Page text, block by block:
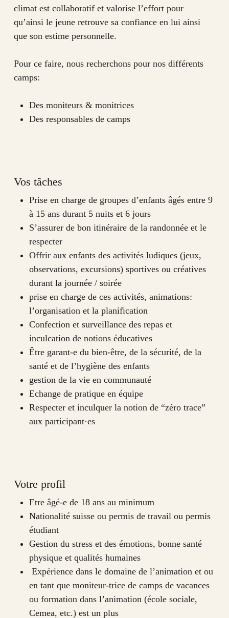
climat est collaboratif et valorise l’effort pour
qu’ainsi le jeune retrouve sa confiance en lui ainsi
que son estime personnelle.
Pour ce faire, nous recherchons pour nos différents
camps:
Des moniteurs & monitrices
Des responsables de camps
Vos tâches
Prise en charge de groupes d’enfants âgés entre 9
à 15 ans durant 5 nuits et 6 jours
S’assurer de bon itinéraire de la randonnée et le
respecter
Offrir aux enfants des activités ludiques (jeux,
observations, excursions) sportives ou créatives
durant la journée / soirée
prise en charge de ces activités, animations:
l’organisation et la planification
Confection et surveillance des repas et
inculcation de notions éducatives
Être garant-e du bien-être, de la sécurité, de la
santé et de l’hygiène des enfants
gestion de la vie en communauté
Echange de pratique en équipe
Respecter et inculquer la notion de “zéro trace”
aux participant·es
Votre profil
Etre âgé-e de 18 ans au minimum
Nationalité suisse ou permis de travail ou permis
étudiant
Gestion du stress et des émotions, bonne santé
physique et qualités humaines
Expérience dans le domaine de l’animation et ou
en tant que moniteur-trice de camps de vacances
ou formation dans l’animation (école sociale,
Cemea, etc.) est un plus